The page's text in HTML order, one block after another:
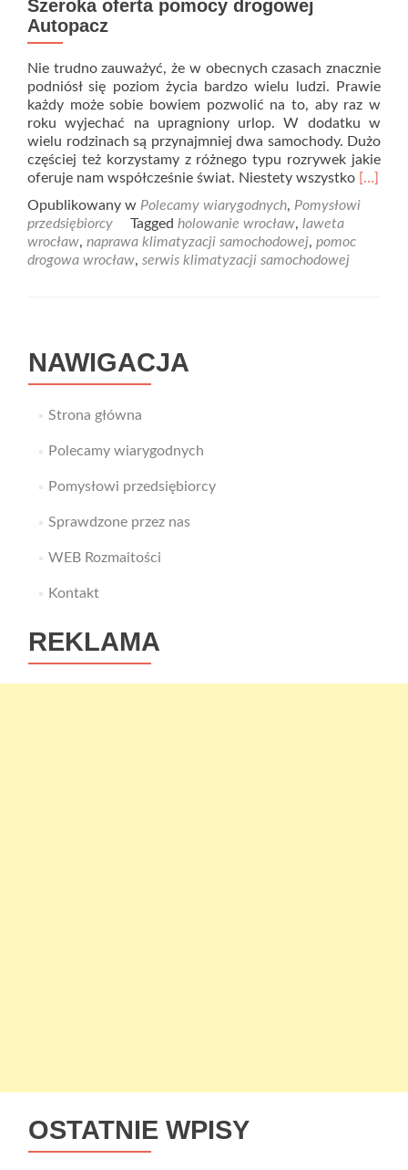
Szeroka oferta pomocy drogowej
Autopacz
Nie trudno zauważyć, że w obecnych czasach znacznie
podniósł się poziom życia bardzo wielu ludzi. Prawie
każdy może sobie bowiem pozwolić na to, aby raz w
roku wyjechać na upragniony urlop. W dodatku w
wielu rodzinach są przynajmniej dwa samochody. Dużo
częściej też korzystamy z różnego typu rozrywek jakie
oferuje nam współcześnie świat. Niestety wszystko Read
about
[…]
Opublikowany w Polecamy wiarygodnych, Pomysłowi
przedsiębiorcy
Tagged holowanie wrocław, laweta
wrocław, naprawa klimatyzacji samochodowej, pomoc
drogowa wrocław, serwis klimatyzacji samochodowej
NAWIGACJA
Strona główna
Polecamy wiarygodnych
Pomysłowi przedsiębiorcy
Sprawdzone przez nas
WEB Rozmaitości
Kontakt
REKLAMA
OSTATNIE WPISY